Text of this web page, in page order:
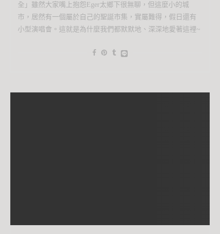
全」雖然大家嘴上抱怨Eger太鄉下很無聊，但這麼小的城
市，居然有一個屬於自己的聖誕市集，實屬難得，假日還有
小型演唱會。這就是為什麼我們都默默地、深深地愛著這裡~